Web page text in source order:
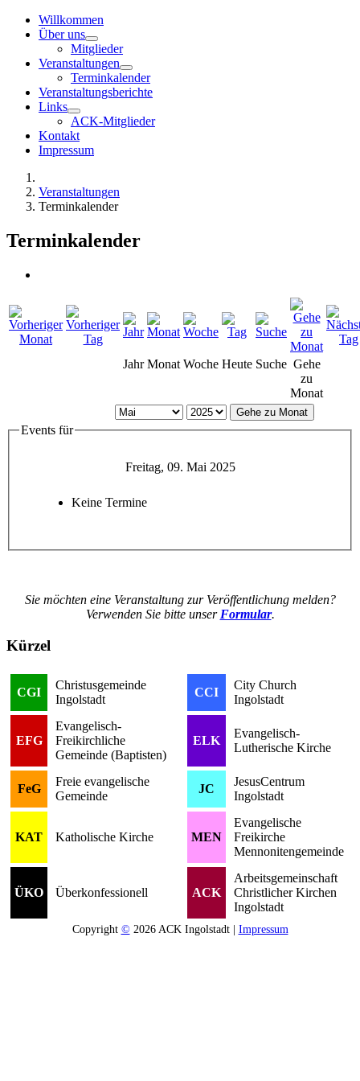
Willkommen
Über uns
Mitglieder
Veranstaltungen
Terminkalender
Veranstaltungsberichte
Links
ACK-Mitglieder
Kontakt
Impressum
Veranstaltungen
Terminkalender
Terminkalender
Jahr Monat Woche Heute Suche Gehe
zu
Monat
Gehe zu Monat
Events für
Freitag, 09. Mai 2025
Keine Termine
Sie möchten eine Veranstaltung zur Veröffentlichung melden?
Verwenden Sie bitte unserFormular.
Kürzel
CGI
Christusgemeinde
Ingolstadt
CCI
City Church
Ingolstadt
EFG
Evangelisch-
Freikirchliche
Gemeinde (Baptisten)
ELK
Evangelisch-
Lutherische Kirche
FeG
Freie evangelische
Gemeinde
JC
JesusCentrum
Ingolstadt
KAT Katholische Kirche MEN
Evangelische
Freikirche
Mennonitengemeinde
ÜKO Überkonfessionell ACK
Arbeitsgemeinschaft
Christlicher Kirchen
Ingolstadt
Copyright © 2026 ACK Ingolstadt | Impressum